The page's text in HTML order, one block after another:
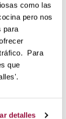
como las
pero nos
para
Para
que
detalles
líneas finas
de esta
de acero
o el cuerpo